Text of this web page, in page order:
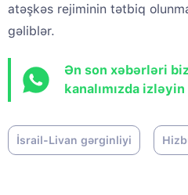
atəşkəs rejiminin tətbiq
gəliblər.
Ən son xəbərləri
kanalımızda izləyin
İsrail-Livan gərginliyi